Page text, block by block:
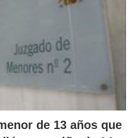
de 13 años que